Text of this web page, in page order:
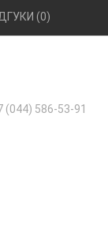
(044) 586-53-91
(0)